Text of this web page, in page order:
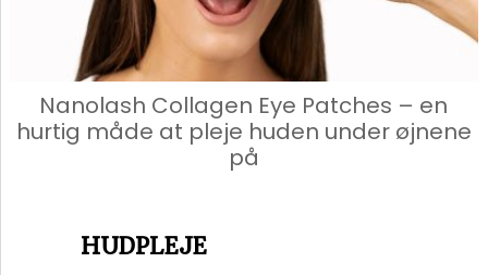
Nanolash Collagen Eye Patches – en
hurtig måde at pleje huden under øjnene
på
HUDPLEJE